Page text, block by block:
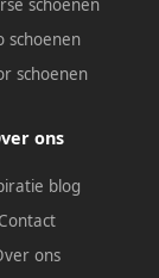
schoenen
schoenen
schoenen
ons
blog
Contact
ons